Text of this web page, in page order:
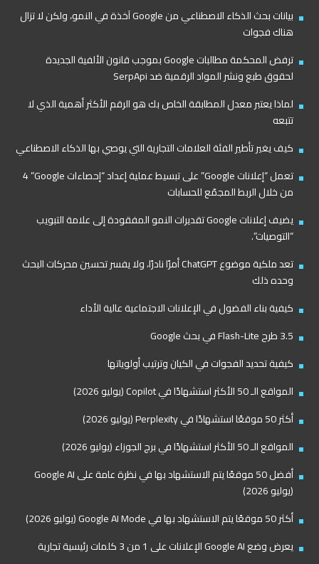
بيانات بحث الذكاء الاصطناعي من Google آخذة في النمو، ولكن لا تزال
هناك فجوات
ترفض المحكمة مطالبات Google بموجب قانون الألفية الجديدة
لحقوق طبع ونشر المواد الرقمية ضد SerpApi
لماذا يعتبر معدل المطابقة الخاص بك هو الرقم الأكثر أهمية الذي لا
تتبعه
كيف يغير تأطير الفئة العلامات التجارية التي يوصي بها الذكاء الاصطناعي
تعمل “إعلانات Google” على تبسيط عملية إعداد “إحصاءات Google”‏ 4
من خلال الربط المجمّع للحسابات
يضيف إعلانات Google تقديرات النمو المفقودة إلى علامة التبويب
“التوصيات”.
تعد ملكية موضوع ChatGPT أمرًا نادرًا، ولا يفسر تحسين محركات البحث
وحده ذلك
كيفية بناء الفضول في الإعلانات الاجتماعية عالية الأداء
3.5 طرح Flash-Lite في بحث Google
كيفية تحديد الفجوات في الكيان وترتيب أولوياتها
المواقع الـ 50 الأكثر استشهادًا في Copilot (يوليو 2026)
أكثر 50 موقعًا استشهادًا في Perplexity (يوليو 2026)
المواقع الـ 50 الأكثر استشهادًا في برج الجوزاء (يوليو 2026)
أفضل 50 موقعًا يتم الاستشهاد بها في نظرة عامة على Google AI
(يوليو 2026)
أكثر 50 موقعًا يتم الاستشهاد بها في Google AI Mode (يوليو 2026)
يعرض وضع Google AI الإعلانات على 1 من 3 كلمات رئيسية تجارية